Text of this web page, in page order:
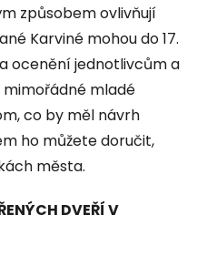
způsobem ovlivňují
Karviné mohou do 17.
ocenění jednotlivcům a
mladé
co by měl návrh
ho můžete doručit,
města.
DVEŘÍ V